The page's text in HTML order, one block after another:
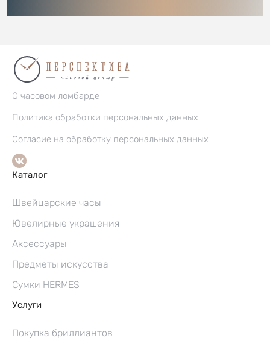
О часовом ломбарде
Политика обработки персональных данных
Согласие на обработку персональных данных
Каталог
Швейцарские часы
Ювелирные украшения
Аксессуары
Предметы искусства
Сумки HERMES
Услуги
Покупка бриллиантов